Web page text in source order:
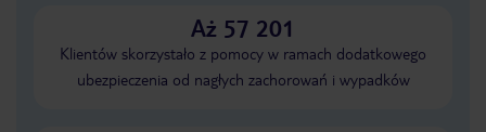
Aż 57 201
Klientów skorzystało z pomocy w ramach dodatkowego
ubezpieczenia od nagłych zachorowań i wypadków